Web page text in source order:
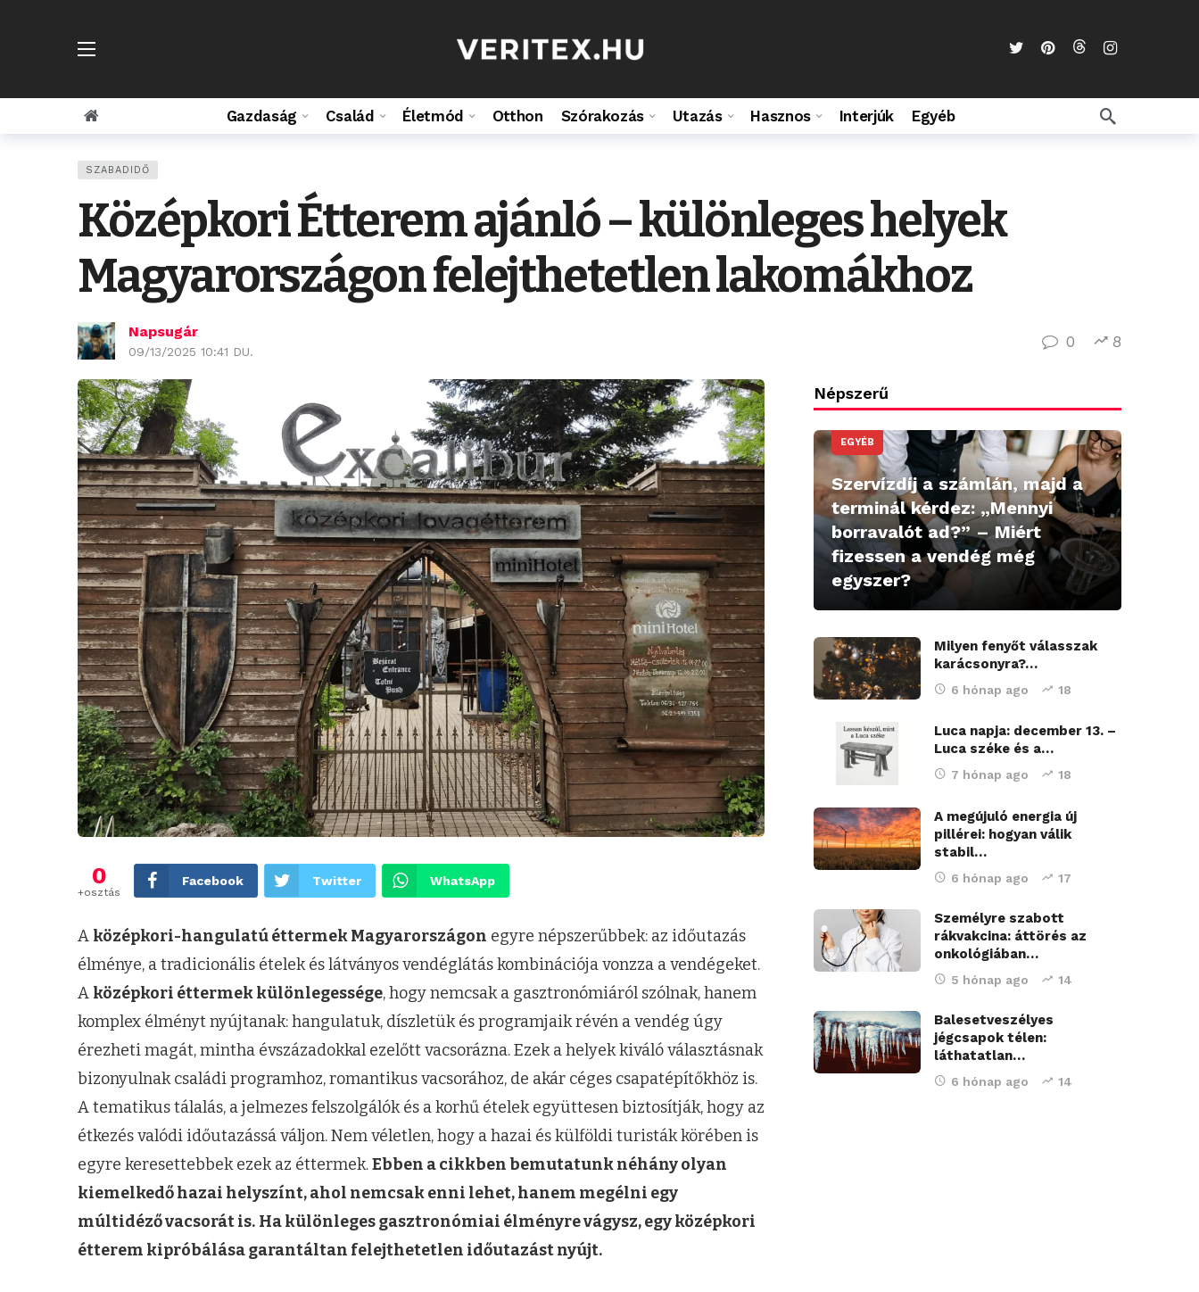
Gazdaság Család Életmód Otthon Szórakozás Utazás Hasznos Interjúk Egyéb
SZABADIDŐ
Középkori Étterem ajánló – különleges helyek
Magyarországon felejthetetlen lakomákhoz
Napsugár
09/13/2025 10:41 DU.
0 8
0
+osztás
Facebook Twitter WhatsApp
A középkori-hangulatú éttermek Magyarországon egyre népszerűbbek: az időutazás
élménye, a tradicionális ételek és látványos vendéglátás kombinációja vonzza a vendégeket.
A középkori éttermek különlegessége, hogy nemcsak a gasztronómiáról szólnak, hanem
komplex élményt nyújtanak: hangulatuk, díszletük és programjaik révén a vendég úgy
érezheti magát, mintha évszázadokkal ezelőtt vacsorázna. Ezek a helyek kiváló választásnak
bizonyulnak családi programhoz, romantikus vacsorához, de akár céges csapatépítőkhöz is.
A tematikus tálalás, a jelmezes felszolgálók és a korhű ételek együttesen biztosítják, hogy az
étkezés valódi időutazássá váljon. Nem véletlen, hogy a hazai és külföldi turisták körében is
egyre keresettebbek ezek az éttermek.Ebben a cikkben bemutatunk néhány olyan
kiemelkedő hazai helyszínt, ahol nemcsak enni lehet, hanem megélni egy
múltidéző vacsorát is. Ha különleges gasztronómiai élményre vágysz, egy középkori
étterem kipróbálása garantáltan felejthetetlen időutazást nyújt.
Népszerű
EGYÉB
Szervízdíj a számlán, majd a
terminál kérdez: „Mennyi
borravalót ad?” – Miért
fizessen a vendég még
egyszer?
Milyen fenyőt válasszak
karácsonyra?…
6 hónap ago 18
Luca napja: december 13. –
Luca széke és a…
7 hónap ago 18
A megújuló energia új
pillérei: hogyan válik
stabil…
6 hónap ago 17
Személyre szabott
rákvakcina: áttörés az
onkológiában…
5 hónap ago 14
Balesetveszélyes
jégcsapok télen:
láthatatlan…
6 hónap ago 14